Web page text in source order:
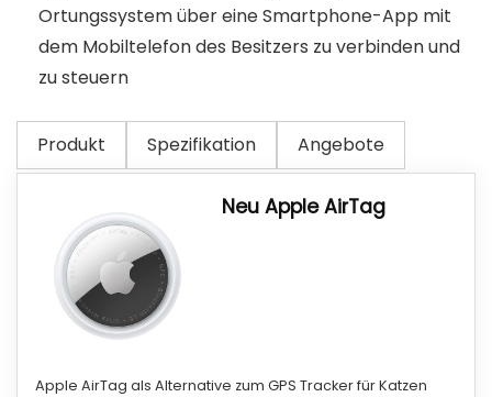
Ortungssystem über eine Smartphone-App mit
dem Mobiltelefon des Besitzers zu verbinden und
zu steuern
Produkt Spezifikation Angebote
Neu Apple AirTag
Apple AirTag als Alternative zum GPS Tracker für Katzen